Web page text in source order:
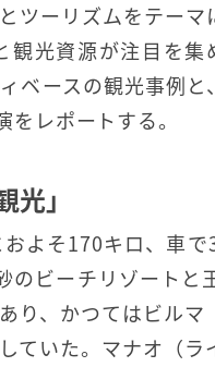
ツーリズムをテーマ
観光資源が注目を集
ベースの観光事例と、
レポートする。
」
よそ170キロ、車
ビーチリゾートと
り、かつてはビル
ていた。マナオ（